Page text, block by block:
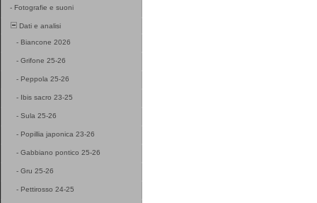
- Fotografie e suoni
Dati e analisi
- Biancone 2026
- Grifone 25-26
- Peppola 25-26
- Ibis sacro 23-25
- Sula 25-26
- Popillia japonica 23-26
- Gabbiano pontico 25-26
- Gru 25-26
- Pettirosso 24-25